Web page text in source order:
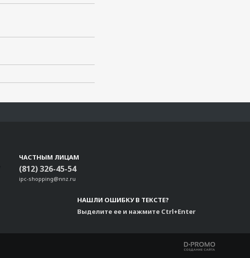
ЧАСТНЫМ ЛИЦАМ
(812) 326-45-54
ipc-shopping@nnz.ru
НАШЛИ ОШИБКУ В ТЕКСТЕ?
Выделите ее и нажмите Ctrl+Enter